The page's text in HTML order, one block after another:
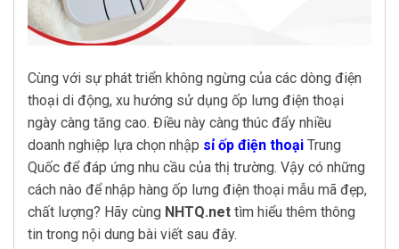
Cùng với sự phát triển không ngừng của các dòng điện
thoại di động, xu hướng sử dụng ốp lưng điện thoại
ngày càng tăng cao. Điều này càng thúc đẩy nhiều
doanh nghiệp lựa chọn nhập sỉ ốp điện thoại Trung
Quốc để đáp ứng nhu cầu của thị trường. Vậy có những
cách nào để nhập hàng ốp lưng điện thoại mẫu mã đẹp,
chất lượng? Hãy cùng NHTQ.net tìm hiểu thêm thông
tin trong nội dung bài viết sau đây.